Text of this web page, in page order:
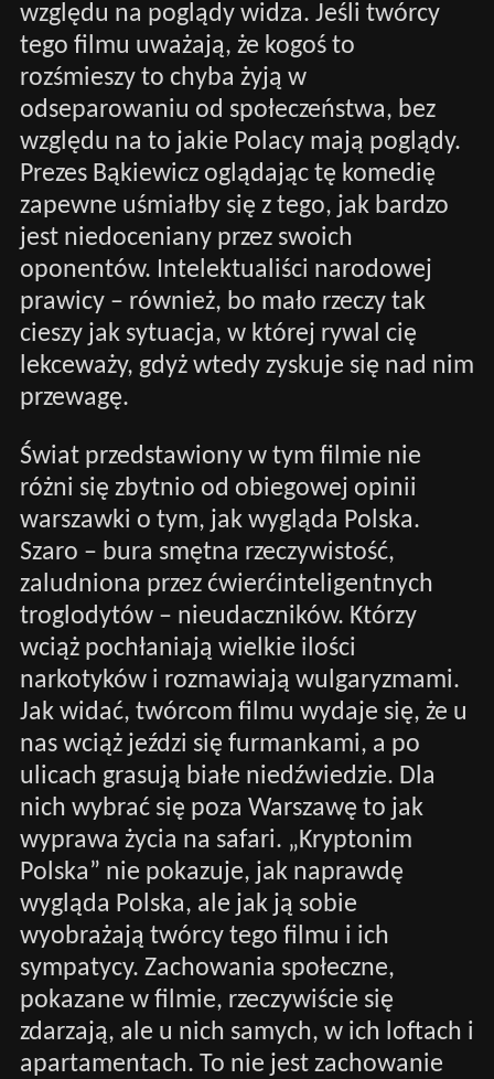
względu na poglądy widza. Jeśli twórcy
tego filmu uważają, że kogoś to
rozśmieszy to chyba żyją w
odseparowaniu od społeczeństwa, bez
względu na to jakie Polacy mają poglądy.
Prezes Bąkiewicz oglądając tę komedię
zapewne uśmiałby się z tego, jak bardzo
jest niedoceniany przez swoich
oponentów. Intelektualiści narodowej
prawicy – również, bo mało rzeczy tak
cieszy jak sytuacja, w której rywal cię
lekceważy, gdyż wtedy zyskuje się nad nim
przewagę.
Świat przedstawiony w tym filmie nie
różni się zbytnio od obiegowej opinii
warszawki o tym, jak wygląda Polska.
Szaro – bura smętna rzeczywistość,
zaludniona przez ćwierćinteligentnych
troglodytów – nieudaczników. Którzy
wciąż pochłaniają wielkie ilości
narkotyków i rozmawiają wulgaryzmami.
Jak widać, twórcom filmu wydaje się, że u
nas wciąż jeździ się furmankami, a po
ulicach grasują białe niedźwiedzie. Dla
nich wybrać się poza Warszawę to jak
wyprawa życia na safari. „Kryptonim
Polska” nie pokazuje, jak naprawdę
wygląda Polska, ale jak ją sobie
wyobrażają twórcy tego filmu i ich
sympatycy. Zachowania społeczne,
pokazane w filmie, rzeczywiście się
zdarzają, ale u nich samych, w ich loftach i
apartamentach. To nie jest zachowanie